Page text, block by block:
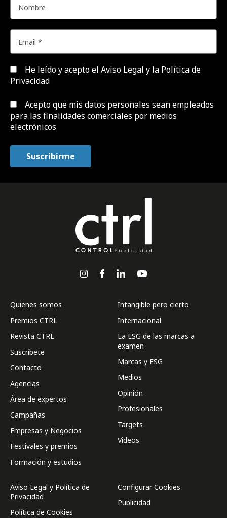
He leído y acepto el Aviso Legal y la Política de
Privacidad
Acepto que mis datos personales sean empleados
para las finalidades comerciales por medios
electrónicos
Quienes somos
Premios CTRL
Revista CTRL
Suscríbete
Contacto
Agencias
Área de expertos
Campañas
Empresas y Negocios
Festivales y premios
Formación y estudios
Intangible pero cierto
Internacional
La ESG de las marcas a
examen
Marcas y ESG
Medios
Opinión
Profesionales
Targets
Videos
Aviso Legal y Política de
Privacidad
Política de Cookies
Configurar Cookies
Publicidad